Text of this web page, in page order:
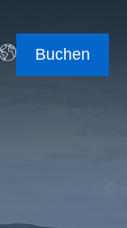
Buchen